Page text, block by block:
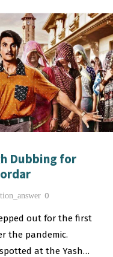
Dubbing for
0
out for the first
the pandemic.
at the Yash…